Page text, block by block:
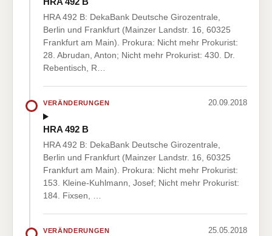
HRA 492 B: DekaBank Deutsche Girozentrale,
Berlin und Frankfurt (Mainzer Landstr. 16, 60325
Frankfurt am Main). Prokura: Nicht mehr Prokurist:
28. Abrudan, Anton; Nicht mehr Prokurist: 430. Dr.
Rebentisch, R…
VERÄNDERUNGEN 20.09.2018
HRA 492 B
HRA 492 B: DekaBank Deutsche Girozentrale,
Berlin und Frankfurt (Mainzer Landstr. 16, 60325
Frankfurt am Main). Prokura: Nicht mehr Prokurist:
153. Kleine-Kuhlmann, Josef; Nicht mehr Prokurist:
184. Fixsen, …
VERÄNDERUNGEN 25.05.2018